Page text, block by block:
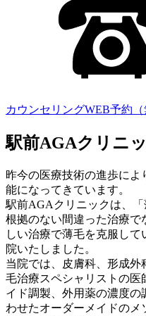
カウンセリングWEB予約（
駅前AGAクリニ
昨今の医療技術の進歩に
能になってきています。
駅前AGAクリニックは、「
根拠のない間違った治療で
しい治療で薄毛を克服し
院いたしました。
当院では、皮膚科、形成
毛治療スペシャリストの医
イド調製、外用薬の濃度
わせたオーダーメイドのメ